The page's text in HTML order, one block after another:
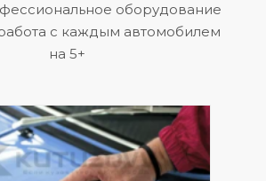
оборудование
с каждым автомобилем
на 5+